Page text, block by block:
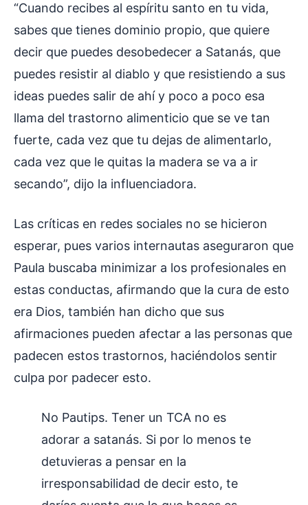
“Cuando recibes al espíritu santo en tu vida,
sabes que tienes dominio propio, que quiere
decir que puedes desobedecer a Satanás, que
puedes resistir al diablo y que resistiendo a sus
ideas puedes salir de ahí y poco a poco esa
llama del trastorno alimenticio que se ve tan
fuerte, cada vez que tu dejas de alimentarlo,
cada vez que le quitas la madera se va a ir
secando”, dijo la influenciadora.
Las críticas en redes sociales no se hicieron
esperar, pues varios internautas aseguraron que
Paula buscaba minimizar a los profesionales en
estas conductas, afirmando que la cura de esto
era Dios, también han dicho que sus
afirmaciones pueden afectar a las personas que
padecen estos trastornos, haciéndolos sentir
culpa por padecer esto.
No Pautips. Tener un TCA no es
adorar a satanás. Si por lo menos te
detuvieras a pensar en la
irresponsabilidad de decir esto, te